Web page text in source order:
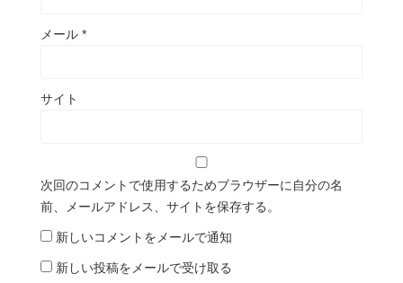
メール *
サイト
次回のコメントで使用するためブラウザーに自分の名
前、メールアドレス、サイトを保存する。
新しいコメントをメールで通知
新しい投稿をメールで受け取る